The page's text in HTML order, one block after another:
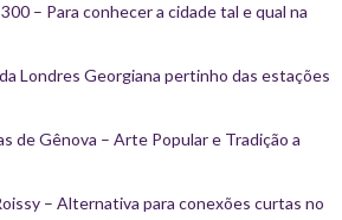
– Para conhecer a cidade tal e qual na
Londres Georgiana pertinho das estações
de Gênova – Arte Popular e Tradição a
– Alternativa para conexões curtas no